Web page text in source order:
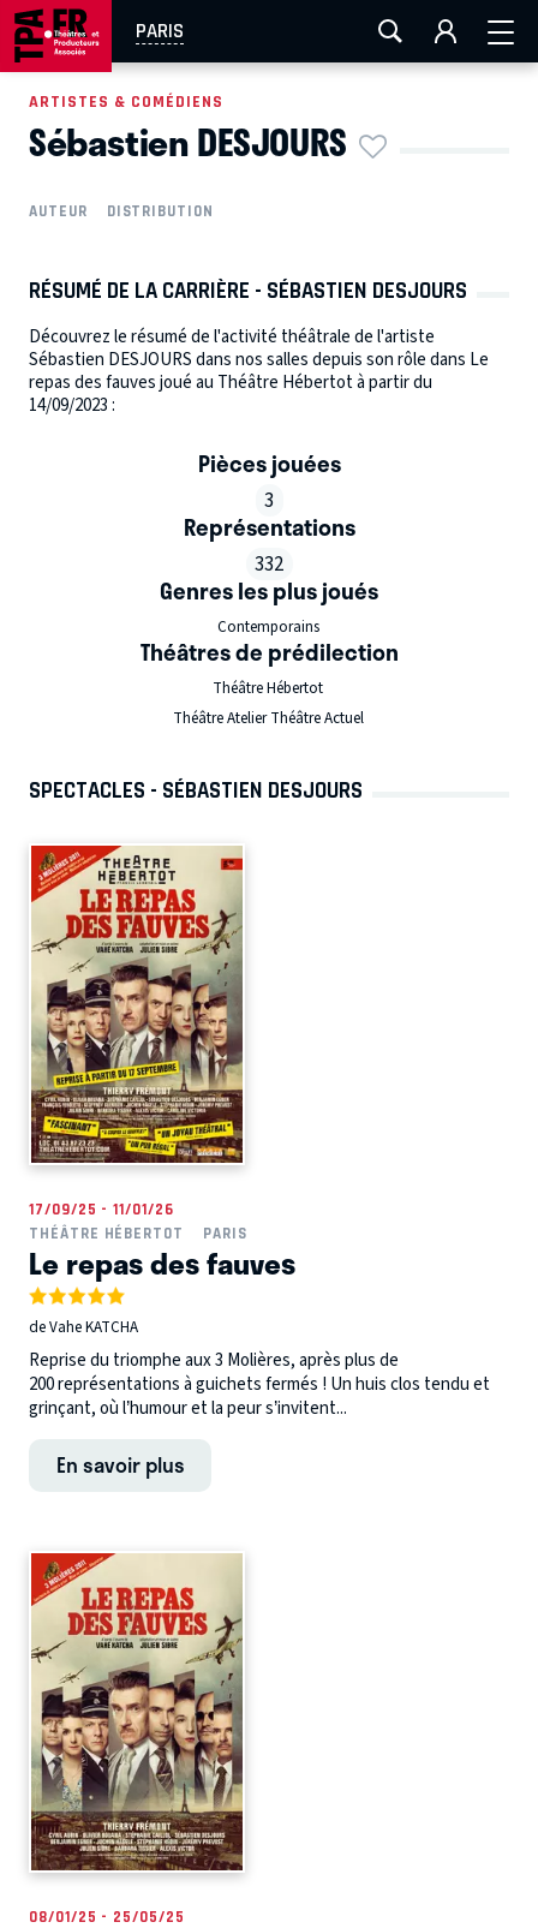
PARIS
AIX-MARSEILLE LA ROCHELLE
EN TOURNÉE
ARTISTES & COMÉDIENS
Sébastien DESJOURS
AUTEUR DISTRIBUTION
RÉSUMÉ DE LA CARRIÈRE - SÉBASTIEN DESJOURS
Découvrez le résumé de l'activité théâtrale de l'artiste
Sébastien DESJOURS dans nos salles depuis son rôle dans Le
repas des fauves joué au Théâtre Hébertot à partir du
14/09/2023 :
Pièces jouées
3
Représentations
332
Genres les plus joués
Contemporains
Théâtres de prédilection
Théâtre Hébertot
Théâtre Atelier Théâtre Actuel
SPECTACLES - SÉBASTIEN DESJOURS
17/09/25 - 11/01/26
THÉÂTRE HÉBERTOT
PARIS
Le repas des fauves
de Vahe KATCHA
Reprise du triomphe aux 3 Molières, après plus de
200 représentations à guichets fermés ! Un huis clos tendu et
grinçant, où l’humour et la peur s’invitent...
En savoir plus
08/01/25 - 25/05/25